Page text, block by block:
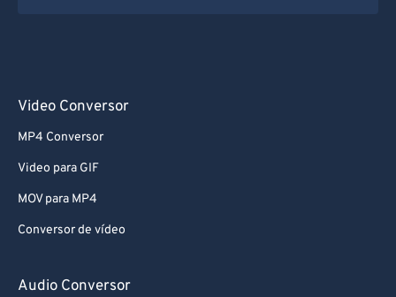
Video Conversor
MP4 Conversor
Video para GIF
MOV para MP4
Conversor de vídeo
Audio Conversor